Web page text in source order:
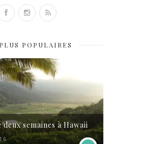
POPULAIRES
semaines à Hawaii